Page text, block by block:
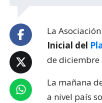
La
Inicial del
de diciembre
La mañana
a nivel país